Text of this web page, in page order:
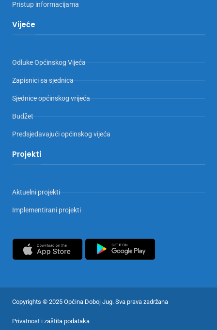
Pristup informacijama
Vijeće
Odluke Općinskog Vijeća
Zapisnici sa sjednica
Sjednice općinskog vrijeća
Budžet
Predsjedavajući općinskog vijeća
Projekti
Aktuelni projekti
Implementirani projekti
Copyrights © 2025 Općina Doboj Jug. Sva prava zadržana
Privatnost i zaštita podataka